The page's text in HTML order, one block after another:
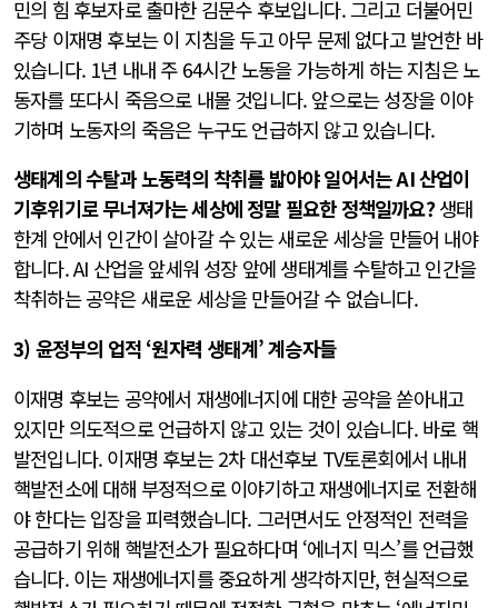
민의 힘 후보자로 출마한 김문수 후보입니다. 그리고 더불어민
주당 이재명 후보는 이 지침을 두고 아무 문제 없다고 발언한 바
있습니다. 1년 내내 주 64시간 노동을 가능하게 하는 지침은 노
동자를 또다시 죽음으로 내몰 것입니다. 앞으로는 성장을 이야
기하며 노동자의 죽음은 누구도 언급하지 않고 있습니다.
생태계의 수탈과 노동력의 착취를 밟아야 일어서는 AI 산업이
기후위기로 무너져가는 세상에 정말 필요한 정책일까요?생태
한계 안에서 인간이 살아갈 수 있는 새로운 세상을 만들어 내야
합니다. AI 산업을 앞세워 성장 앞에 생태계를 수탈하고 인간을
착취하는 공약은 새로운 세상을 만들어갈 수 없습니다.
3) 윤정부의 업적 ‘원자력 생태계’ 계승자들
이재명 후보는 공약에서 재생에너지에 대한 공약을 쏟아내고
있지만 의도적으로 언급하지 않고 있는 것이 있습니다. 바로 핵
발전입니다. 이재명 후보는 2차 대선후보 TV토론회에서 내내
핵발전소에 대해 부정적으로 이야기하고 재생에너지로 전환해
야 한다는 입장을 피력했습니다. 그러면서도 안정적인 전력을
공급하기 위해 핵발전소가 필요하다며 ‘에너지 믹스’를 언급했
습니다. 이는 재생에너지를 중요하게 생각하지만, 현실적으로